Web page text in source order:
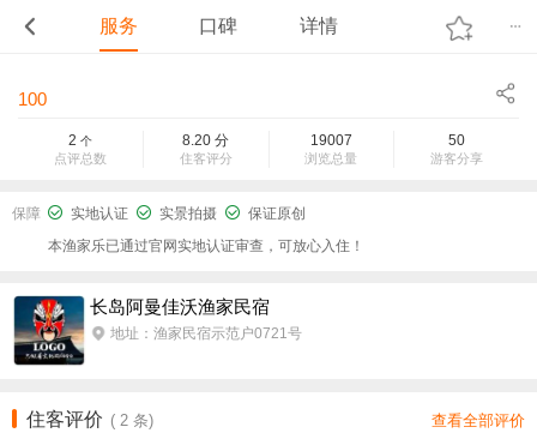
服务 口碑 详情
100
2 个
点评总数
8.20 分
住客评分
19007
浏览总量
50
游客分享
保障 实地认证 实景拍摄
保证原创
本渔家乐已通过官网实地认证审查，可放心入住！
长岛阿曼佳沃渔家民宿
地址：渔家民宿示范户0721号
住客评价 ( 2 条) 查看全部评价